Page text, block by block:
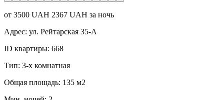
от 3500 UAH 2367 UAH за ночь
Адрес: ул. Рейтарская 35-А
ID квартиры: 668
Тип: 3-х комнатная
Общая площадь: 135 м2